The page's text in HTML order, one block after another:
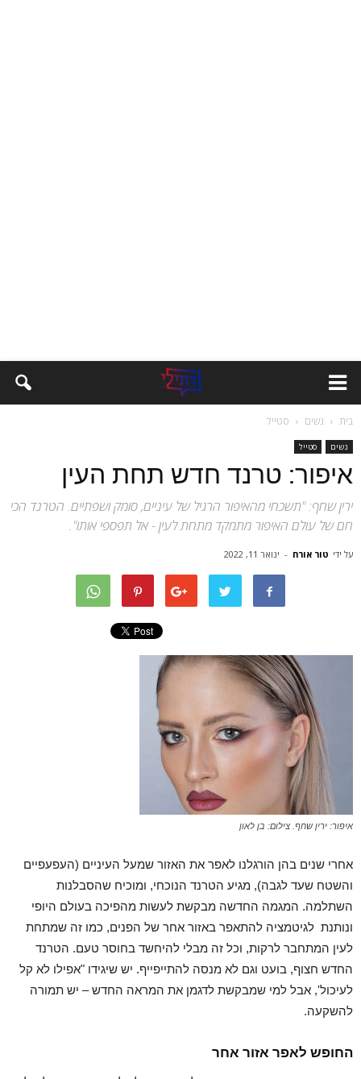
בית נשים סטייל
נשים סטייל
איפור: טרנד חדש תחת העין
ירין שחף: "תשכחי מהאיפור הרגיל של עיניים, סומק ושפתיים. הטרנד הכי
חם של עולם האיפור מתמקד מתחת לעין - אל תפספי אותו".
על ידי טור אורח - ינואר 11, 2022
איפור: ירין שחף. צילום: בן לאון
אחרי שנים בהן הורגלנו לאפר את האזור שמעל העיניים (העפעפיים
והשטח שעד לגבה), מגיע הטרנד הנוכחי, ומוכיח שהסבלנות
השתלמה. המגמה החדשה מבקשת לעשות מהפיכה בעולם היופי
ונותנת לגיטמציה להתאפר באזור אחר של הפנים, כמו זה שמתחת
לעין המתחבר לרקות, וכל זה מבלי להיחשד בחוסר טעם. הטרנד
החדש חצוף, בועט וגם לא מנסה להתייפייף. יש שיגידו "אפילו לא קל
לעיכול', אבל למי שמבקשת לדגמן את המראה החדש – יש תמורה
להשקעה.
החופש לאפר אזור אחר